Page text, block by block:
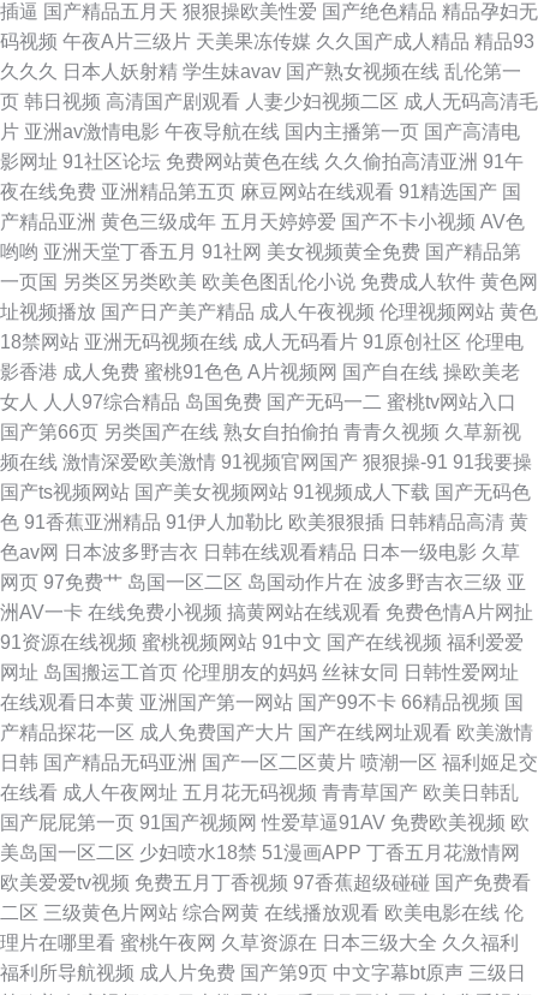
免费版91网页 91传媒在线观看免费入口 国产精品久久玫 深夜色福亚洲福利
无码 91在线视频福利 美女电影 91超碰国产在线观看 高清无码不卡AV网站
首页av福利 91网精品 久久精品一级毛 91va在线视频 日韩一二三五区 操B在
线公开视频 亚洲福利视频91 国产精品国产高清 新不卡的av在线网站 福利一
区二区导航在线 熟女少妇乱一区二区 91网站永久 久久黄色片 淫网av 成人福
利网 日韩操操操 91麻豆蜜桃 黑人艹美女逼 新91福利视频
插逼 国产精品五月天 狠狠操欧美性爱 国产绝色精品 精品孕妇无
码视频 午夜A片三级片 天美果冻传媒 久久国产成人精品 精品93
久久久
日本人妖射精 学生妹avav 国产熟女视频在线 乱伦第一
页 韩日视频 高清国产剧观看 人妻少妇视频二区 成人无码高清毛
片 亚洲av激情电影 午夜导航在线 国内主播第一页 国产高清电
影网址 91社区论坛 免费网站黄色在线 久久偷拍高清亚洲 91午
夜在线免费 亚洲精品第五页 麻豆网站在线观看 91精选国产 国
产精品亚洲 黄色三级成年 五月天婷婷爱 国产不卡小视频 AV色
哟哟 亚洲天堂丁香五月 91社网 美女视频黄全免费 国产精品第
一页国 另类区另类欧美 欧美色图乱伦小说 免费成人软件 黄色网
址视频播放 国产日产美产精品 成人午夜视频 伦理视频网站 黄色
18禁网站 亚洲无码视频在线 成人无码看片 91原创社区 伦理电
影香港 成人免费 蜜桃91色色 A片视频网 国产自在线 操欧美老
女人
人人97综合精品 岛国免费 国产无码一二 蜜桃tv网站入口
国产第66页 另类国产在线 熟女自拍偷拍 青青久视频 久草新视
频在线 激情深爱欧美激情 91视频官网国产 狠狠操-91 91我要操
国产ts视频网站 国产美女视频网站 91视频成人下载 国产无码色
色 91香蕉亚洲精品 91伊人加勒比 欧美狠狠插 日韩精品高清 黄
色av网 日本波多野吉衣 日韩在线观看精品 日本一级电影 久草
网页 97免费艹 岛国一区二区 岛国动作片在 波多野吉衣三级 亚
洲AV一卡 在线免费小视频 搞黄网站在线观看 免费色情A片网扯
91资源在线视频 蜜桃视频网站 91中文 国产在线视频 福利爱爱
网址 岛国搬运工首页 伦理朋友的妈妈 丝袜女同 日韩性爱网址
在线观看日本黄 亚洲国产第一网站 国产99不卡 66精品视频 国
产精品探花一区 成人免费国产大片 国产在线网址观看 欧美激情
日韩 国产精品无码亚洲 国产一区二区黄片 喷潮一区 福利姬足交
在线看 成人午夜网址 五月花无码视频 青青草国产 欧美日韩乱
国产屁屁第一页 91国产视频网 性爱草逼91AV 免费欧美视频 欧
美岛国一区二区 少妇喷水18禁 51漫画APP 丁香五月花激情网
欧美爱爱tv视频 免费五月丁香视频 97香蕉超级碰碰 国产免费看
二区 三级黄色片网站 综合网黄 在线播放观看 欧美电影在线 伦
理片在哪里看 蜜桃午夜网 久草资源在 日本三级大全 久久福利
福利所导航视频 成人片免费 国产第9页 中文字幕bt原声 三级日